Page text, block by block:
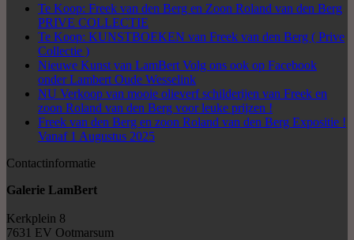
Te Koop: Freek van den Berg en Zoon Roland van den Berg
PRIVE COLLECTIE
Te Koop: KUNSTBOEKEN van Freek van den Berg ( Prive
Collectie )
Nieuwe Kunst van LamBert Volg ons ook op Facebook
onder Lambert Oude Wesselink
NU Verkoop van mooie olieverf schilderijen van Freek en
zoon Roland van den Berg voor leuke prijzen !
Freek van den Berg en zoon Roland van den Berg Expositie !
Vanaf 1 Augustus 2025
Contactinformatie
Galerie LamBert
Kerkplein 8
7631 EV Ootmarsum